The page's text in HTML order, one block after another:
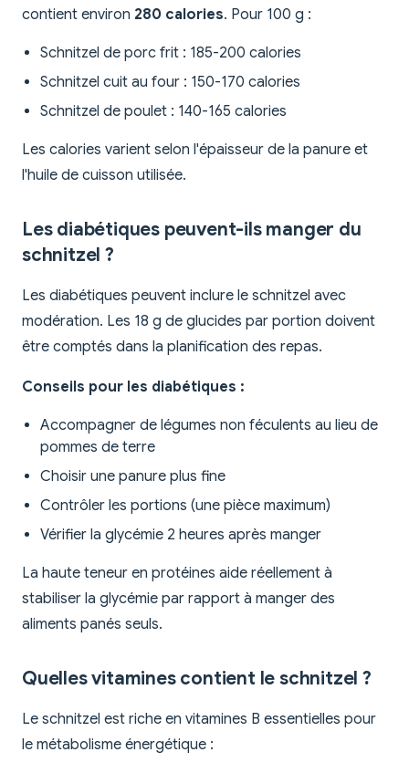
contient environ 280 calories. Pour 100 g :
Schnitzel de porc frit : 185-200 calories
Schnitzel cuit au four : 150-170 calories
Schnitzel de poulet : 140-165 calories
Les calories varient selon l'épaisseur de la panure et
l'huile de cuisson utilisée.
Les diabétiques peuvent-ils manger du
schnitzel ?
Les diabétiques peuvent inclure le schnitzel avec
modération. Les 18 g de glucides par portion doivent
être comptés dans la planification des repas.
Conseils pour les diabétiques :
Accompagner de légumes non féculents au lieu de
pommes de terre
Choisir une panure plus fine
Contrôler les portions (une pièce maximum)
Vérifier la glycémie 2 heures après manger
La haute teneur en protéines aide réellement à
stabiliser la glycémie par rapport à manger des
aliments panés seuls.
Quelles vitamines contient le schnitzel ?
Le schnitzel est riche en vitamines B essentielles pour
le métabolisme énergétique :